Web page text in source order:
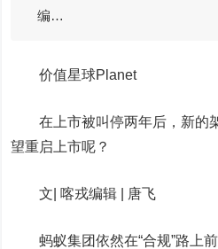
编…
价值星球Planet
在 上市被叫停两年后，新
望重启上市呢？
文| 喀戎编辑 | 唐飞
蚂蚁集团依然在“合规”路上前